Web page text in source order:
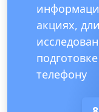
акциях,
телефону